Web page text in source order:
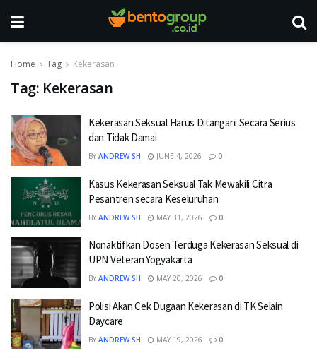
Home Tag Kekerasan
Tag: Kekerasan
Kekerasan Seksual Harus Ditangani Secara Serius
dan Tidak Damai
BY ANDREW SH JUNE 4, 2026 0
Kasus Kekerasan Seksual Tak Mewakili Citra
Pesantren secara Keseluruhan
BY ANDREW SH MAY 31, 2026 0
Nonaktifkan Dosen Terduga Kekerasan Seksual di
UPN Veteran Yogyakarta
BY ANDREW SH MAY 20, 2026 0
Polisi Akan Cek Dugaan Kekerasan di TK Selain
Daycare
BY ANDREW SH MAY 19, 2026 0